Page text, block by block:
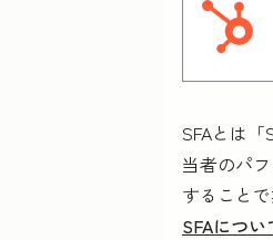
SFAとは
当者のパ
すること
SFAにつ